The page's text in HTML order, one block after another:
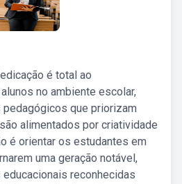
é total ao
no ambiente escolar,
que priorizam
alimentados por criatividade
é orientar os estudantes em
uma geração notável,
reconhecidas